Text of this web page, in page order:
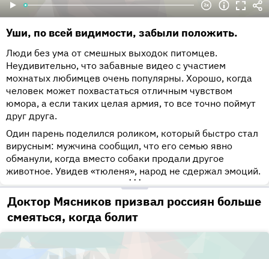
Уши, по всей видимости, забыли положить.
Люди без ума от смешных выходок питомцев.
Неудивительно, что забавные видео с участием
мохнатых любимцев очень популярны. Хорошо, когда
человек может похвастаться отличным чувством
юмора, а если таких целая армия, то все точно поймут
друг друга.
Один парень поделился роликом, который быстро стал
вирусным: мужчина сообщил, что его семью явно
обманули, когда вместо собаки продали другое
животное. Увидев «тюленя», народ не сдержал эмоций.
•••
Доктор Мясников призвал россиян больше
смеяться, когда болит